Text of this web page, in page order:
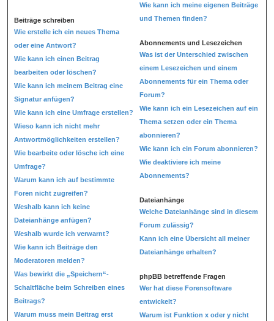
Beiträge schreiben
Wie erstelle ich ein neues Thema
oder eine Antwort?
Wie kann ich einen Beitrag
bearbeiten oder löschen?
Wie kann ich meinem Beitrag eine
Signatur anfügen?
Wie kann ich eine Umfrage erstellen?
Wieso kann ich nicht mehr
Antwortmöglichkeiten erstellen?
Wie bearbeite oder lösche ich eine
Umfrage?
Warum kann ich auf bestimmte
Foren nicht zugreifen?
Weshalb kann ich keine
Dateianhänge anfügen?
Weshalb wurde ich verwarnt?
Wie kann ich Beiträge den
Moderatoren melden?
Was bewirkt die „Speichern“-
Schaltfläche beim Schreiben eines
Beitrags?
Warum muss mein Beitrag erst
Wie kann ich meine eigenen Beiträge
und Themen finden?
Abonnements und Lesezeichen
Was ist der Unterschied zwischen
einem Lesezeichen und einem
Abonnements für ein Thema oder
Forum?
Wie kann ich ein Lesezeichen auf ein
Thema setzen oder ein Thema
abonnieren?
Wie kann ich ein Forum abonnieren?
Wie deaktiviere ich meine
Abonnements?
Dateianhänge
Welche Dateianhänge sind in diesem
Forum zulässig?
Kann ich eine Übersicht all meiner
Dateianhänge erhalten?
phpBB betreffende Fragen
Wer hat diese Forensoftware
entwickelt?
Warum ist Funktion x oder y nicht